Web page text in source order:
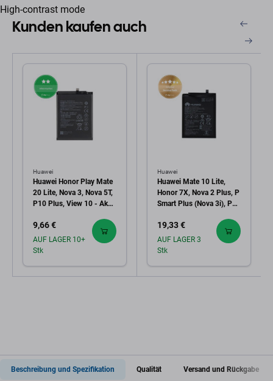
High-contrast mode
Kunden kaufen auch
Huawei
Huawei Honor Play Mate
20 Lite, Nova 3, Nova 5T,
P10 Plus, View 10 - Akku
3750mAh
9,66 €
AUF LAGER 10+
Stk
Huawei
Huawei Mate 10 Lite,
Honor 7X, Nova 2 Plus, P
Smart Plus (Nova 3i), P30
Akku Batterie
HB356687ECW
3240mAh - 24022598,
19,33 €
AUF LAGER 3
Stk
Beschreibung und Spezifikation Qualität Versand und Rückgabe